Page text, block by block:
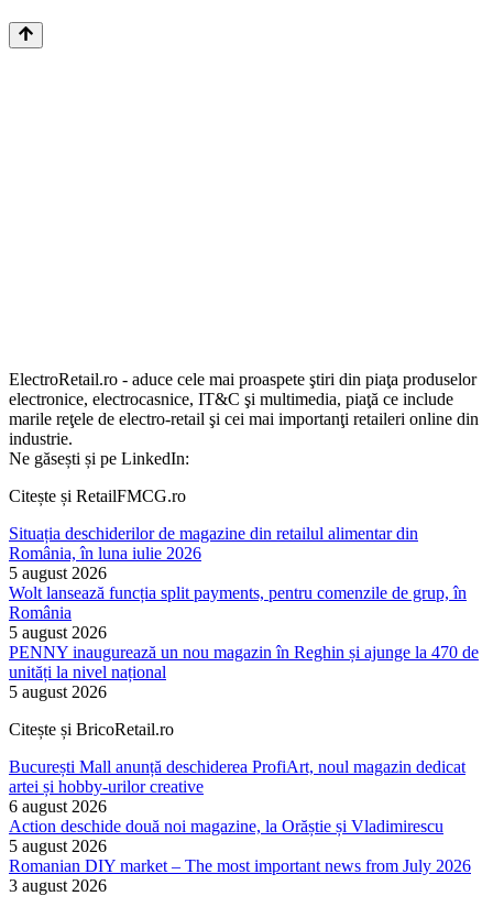
ElectroRetail.ro - aduce cele mai proaspete ştiri din piaţa produselor
electronice, electrocasnice, IT&C şi multimedia, piaţă ce include
marile reţele de electro-retail şi cei mai importanţi retaileri online din
industrie.
Ne găsești și pe LinkedIn:
Citește și RetailFMCG.ro
Situația deschiderilor de magazine din retailul alimentar din
România, în luna iulie 2026
5 august 2026
Wolt lansează funcția split payments, pentru comenzile de grup, în
România
5 august 2026
PENNY inaugurează un nou magazin în Reghin și ajunge la 470 de
unități la nivel național
5 august 2026
Citește și BricoRetail.ro
București Mall anunță deschiderea ProfiArt, noul magazin dedicat
artei și hobby-urilor creative
6 august 2026
Action deschide două noi magazine, la Orăștie și Vladimirescu
5 august 2026
Romanian DIY market – The most important news from July 2026
3 august 2026